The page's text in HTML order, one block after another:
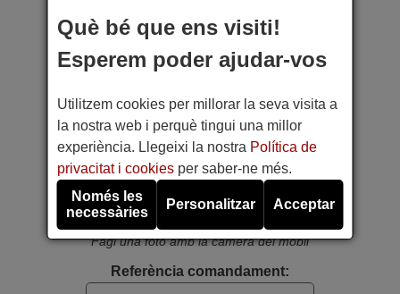
Tipus d'aparell:
Model:
Foto etiqueta aparell:
Fagi una foto amb la càmera del mòbil
Referència comandament:
Què bé que ens visiti!
Esperem poder ajudar-vos
Utilitzem cookies per millorar la seva visita a
la nostra web i perquè tingui una millor
experiència. Llegeixi la nostra Política de
privacitat i cookiesper saber-ne més.
Només les
necessàries
Personalitzar Acceptar